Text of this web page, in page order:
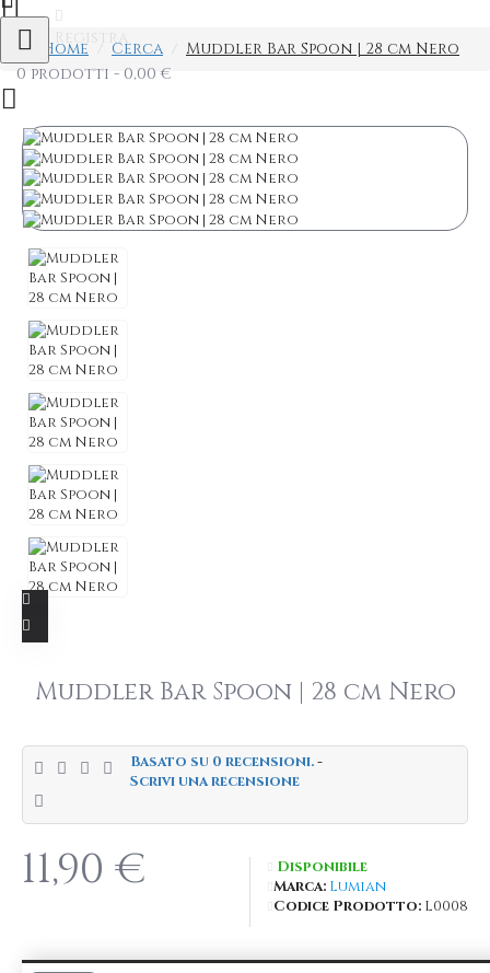
Registra
0 prodotti - 0,00 €
Home Cerca Muddler Bar Spoon | 28 cm Nero
Muddler Bar Spoon | 28 cm Nero
Basato su 0 recensioni.-
Scrivi una recensione
11,90 €
Disponibile
Marca: Lumian
Codice Prodotto: L0008